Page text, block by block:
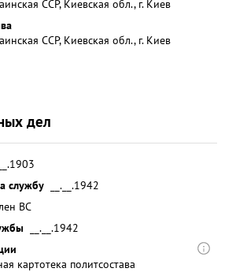
ССР, Киевская обл., г. Киев
ССР, Киевская обл., г. Киев
дел
службу
__.__.1942
ВС
__.__.1942
картотека политсостава